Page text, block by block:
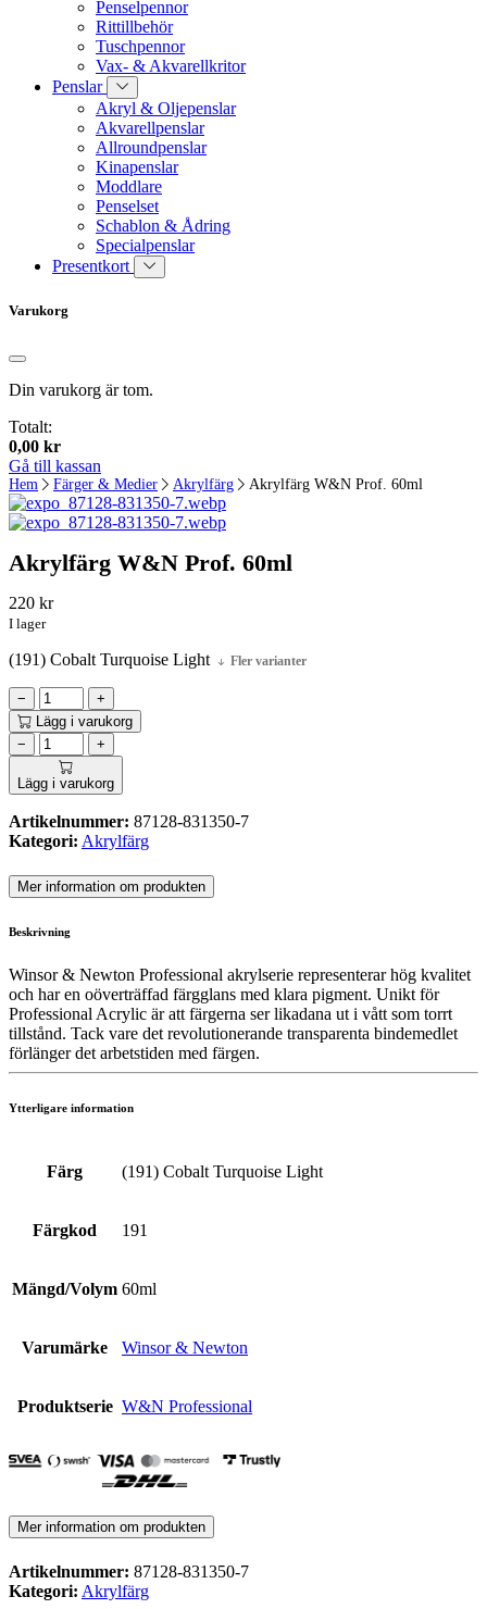
Penselpennor
Rittillbehör
Tuschpennor
Vax- & Akvarellkritor
Penslar
Akryl & Oljepenslar
Akvarellpenslar
Allroundpenslar
Kinapenslar
Moddlare
Penselset
Schablon & Ådring
Specialpenslar
Presentkort
Varukorg
Din varukorg är tom.
Totalt:
0,00 kr
Gå till kassan
Hem Färger & Medier Akrylfärg Akrylfärg W&N Prof. 60ml
Akrylfärg W&N Prof. 60ml
220 kr
I lager
(191) Cobalt Turquoise Light Fler varianter
−
+
Lägg i varukorg
−
+
Lägg i varukorg
Artikelnummer: 87128-831350-7
Kategori: Akrylfärg
Mer information om produkten
Beskrivning
Winsor & Newton Professional akrylserie representerar hög kvalitet
och har en oöverträffad färgglans med klara pigment. Unikt för
Professional Acrylic är att färgerna ser likadana ut i vått som torrt
tillstånd. Tack vare det revolutionerande transparenta bindemedlet
förlänger det arbetstiden med färgen.
Ytterligare information
Färg (191) Cobalt Turquoise Light
Färgkod 191
Mängd/Volym 60ml
Varumärke Winsor & Newton
Produktserie W&N Professional
Mer information om produkten
Artikelnummer: 87128-831350-7
Kategori: Akrylfärg